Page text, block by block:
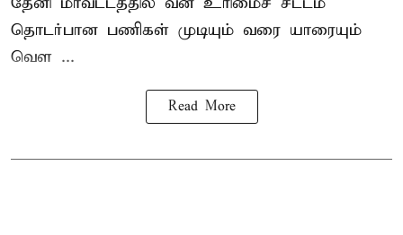
தொடர்பான பணிகள் முடியும் வரை யாரையும்
வெள ...
Read More